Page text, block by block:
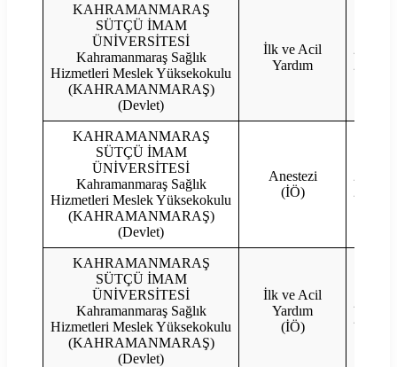
KAHRAMANMARAŞ
SÜTÇÜ İMAM
ÜNİVERSİTESİ
Kahramanmaraş Sağlık
Hizmetleri Meslek Yüksekokulu
(KAHRAMANMARAŞ)
(Devlet)
İlk ve Acil
Yardım
KAHRAMANMARAŞ
SÜTÇÜ İMAM
ÜNİVERSİTESİ
Kahramanmaraş Sağlık
Hizmetleri Meslek Yüksekokulu
(KAHRAMANMARAŞ)
(Devlet)
Anestezi
(İÖ)
KAHRAMANMARAŞ
SÜTÇÜ İMAM
ÜNİVERSİTESİ
Kahramanmaraş Sağlık
Hizmetleri Meslek Yüksekokulu
(KAHRAMANMARAŞ)
(Devlet)
İlk ve Acil
Yardım
(İÖ)